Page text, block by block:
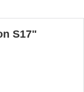
S17"